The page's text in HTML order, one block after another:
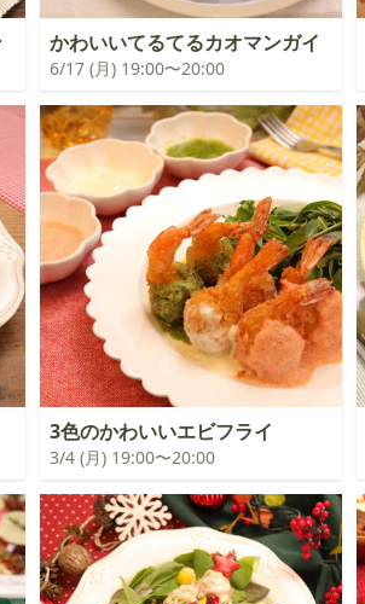
かわいいてるてるカオマンガイ
6/17 (月) 19:00〜20:00
3色のかわいいエビフライ
3/4 (月) 19:00〜20:00